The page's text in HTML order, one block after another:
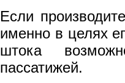
Если
именно в целях
штока
пассатижей.